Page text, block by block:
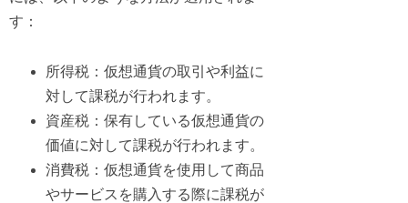
す：
所得税：仮想通貨の取引や利益に
対して課税が行われます。
資産税：保有している仮想通貨の
価値に対して課税が行われます。
消費税：仮想通貨を使用して商品
やサービスを購入する際に課税が